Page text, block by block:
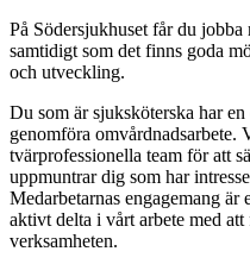
På Södersjukhuset får du
samtidigt som det finns goda
och utveckling.
Du som är sjuksköterska har
genomföra omvårdnadsarbete.
tvärprofessionella team för att
uppmuntrar dig som har
Medarbetarnas engagemang
aktivt delta i vårt arbete med
verksamheten.